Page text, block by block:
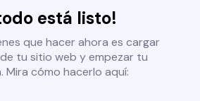
está listo!
que hacer ahora es cargar
tu sitio web y empezar tu
Mira cómo hacerlo aquí: